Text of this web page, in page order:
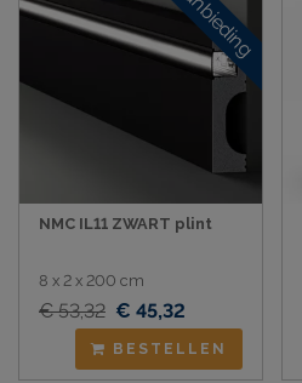
Aanbieding
NMC IL11 ZWART plint
8 x 2 x 200 cm
€ 53,32 € 45,32
BESTELLEN